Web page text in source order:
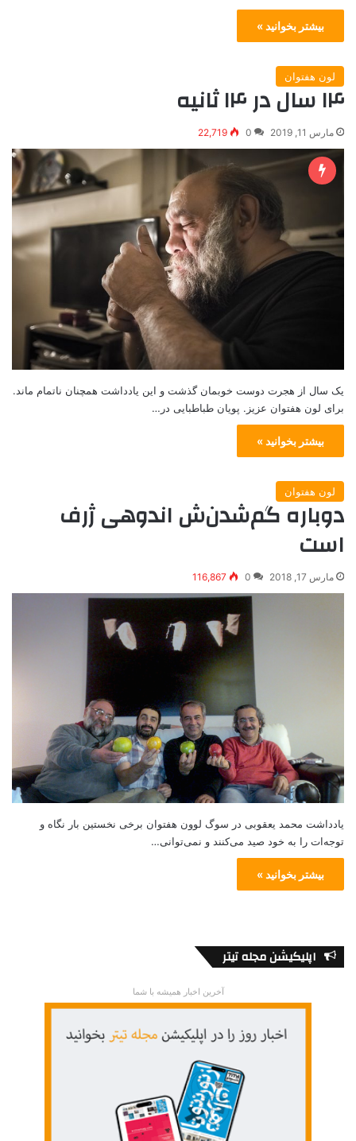
بیشتر بخوانید »
لون هفتوان
۱۴ سال در ۱۴ ثانیه
مارس 11, 2019 0
22,719
یک سال از هجرت دوست خوبمان گذشت و این یادداشت همچنان ناتمام ماند.
برای لون هفتوان عزیز. پویان طباطبایی در…
بیشتر بخوانید »
لون هفتوان
دوباره گم‌شدن‌‌ش اندوهی ژرف
است
مارس 17, 2018 0
116,867
یادداشت محمد یعقوبی در سوگ لوون هفتوان برخی نخستین بار نگاه‌ و
توجه‌ا‌ت را به خود صید می‌کنند و نمی‌توانی…
بیشتر بخوانید »
اپلیکیشن مجله تیتر
آخرین اخبار همیشه با شما